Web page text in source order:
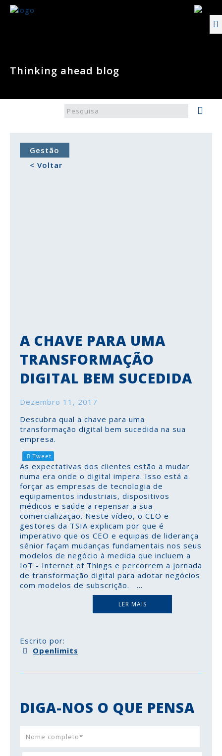
Thinking ahead blog
Gestão
< Voltar
A CHAVE PARA UMA
TRANSFORMAÇÃO
DIGITAL BEM SUCEDIDA
Dezembro 11, 2017
Descubra qual a chave para uma
transformação digital bem sucedida na sua
empresa.
Tweet
As expectativas dos clientes estão a mudar
numa era onde o digital impera. Isso está a
forçar as empresas de tecnologia de
equipamentos industriais, dispositivos
médicos e saúde a repensar a sua
comercialização. Neste vídeo, o CEO e
gestores da TSIA explicam por que é
imperativo que os CEO e equipas de liderança
sénior façam mudanças fundamentais nos seus
modelos de negócio à medida que incluem a
IoT - Internet of Things e percorrem a jornada
de transformação digital para adotar negócios
com modelos de subscrição. ...
LER MAIS
Escrito por:
Openlimits
DIGA-NOS O QUE PENSA